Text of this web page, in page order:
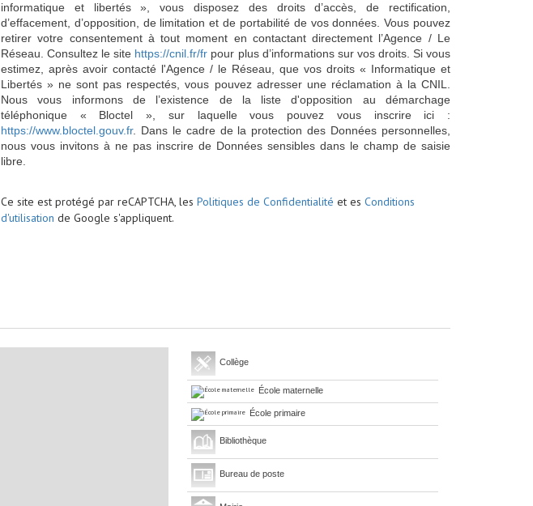
informatique et libertés », vous disposez des droits d’accès, de rectification,
d’effacement, d’opposition, de limitation et de portabilité de vos données. Vous pouvez
retirer votre consentement à tout moment en contactant directement l’Agence / Le
Réseau. Consultez le site https://cnil.fr/fr pour plus d’informations sur vos droits. Si vous
estimez, après avoir contacté l'Agence / le Réseau, que vos droits « Informatique et
Libertés » ne sont pas respectés, vous pouvez adresser une réclamation à la CNIL.
Nous vous informons de l’existence de la liste d'opposition au démarchage
téléphonique « Bloctel », sur laquelle vous pouvez vous inscrire ici :
https://www.bloctel.gouv.fr. Dans le cadre de la protection des Données personnelles,
nous vous invitons à ne pas inscrire de Données sensibles dans le champ de saisie
libre.
Ce site est protégé par reCAPTCHA, les Politiques de Confidentialité et es Conditions
d'utilisation de Google s'appliquent.
Collège
École maternelle
École primaire
Bibliothèque
Bureau de poste